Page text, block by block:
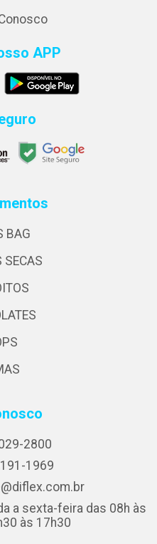
APP
BAG
SECAS
2800
1969
a sexta-feira das 08h às
às 17h30